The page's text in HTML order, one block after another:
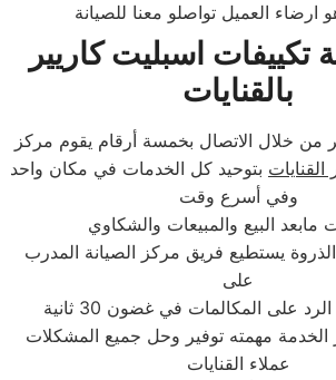
ارضاء العميل تواصلو معنا للصيانة
تكييفات اسبليت كاريير
بالقنايات
من خلال الاتصال بخمسة أرقام يقوم مركز
بتوحيد كل الخدمات في مكان واحد
وفي أسرع وقت
يستطيع فريق مركز الصيانة المدرب
على
على المكالمات في غضون 30 ثانية
الخدمة مهمته توفير وحل جميع المشكلات
عملاء القنايات